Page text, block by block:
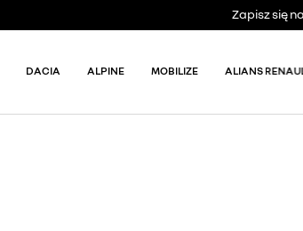
Zapisz się
DACIA ALPINE MOBILIZE ALIANS